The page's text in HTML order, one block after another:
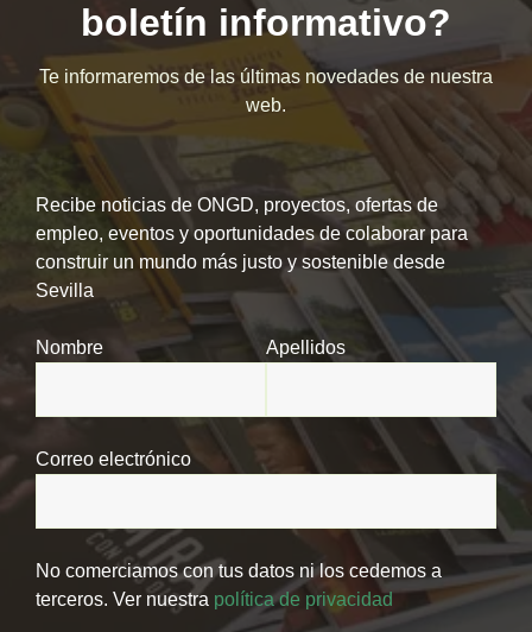
boletín informativo?
Te informaremos de las últimas novedades de nuestra
web.
Recibe noticias de ONGD, proyectos, ofertas de
empleo, eventos y oportunidades de colaborar para
construir un mundo más justo y sostenible desde
Sevilla
Nombre Apellidos
Correo electrónico
No comerciamos con tus datos ni los cedemos a
terceros. Ver nuestra política de privacidad